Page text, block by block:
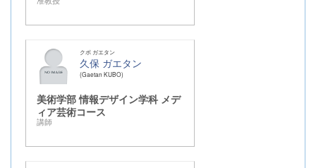
クボ ガエタン
久保 ガエタン
Gaetan KUBO
美術学部 情報デザイン学科 メデ
ィア芸術コース
講師